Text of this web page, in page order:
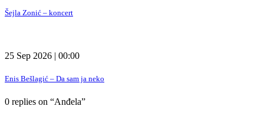
Šejla Zonić – koncert
25 Sep 2026 | 00:00
Enis Bešlagić – Da sam ja neko
0 replies on “Anđela”